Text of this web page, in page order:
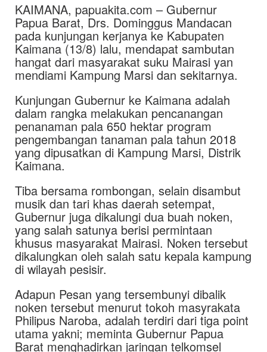
KAIMANA, papuakita.com – Gubernur
Papua Barat, Drs. Dominggus Mandacan
pada kunjungan kerjanya ke Kabupaten
Kaimana (13/8) lalu, mendapat sambutan
hangat dari masyarakat suku Mairasi yan
mendiami Kampung Marsi dan sekitarnya.
Kunjungan Gubernur ke Kaimana adalah
dalam rangka melakukan pencanangan
penanaman pala 650 hektar program
pengembangan tanaman pala tahun 2018
yang dipusatkan di Kampung Marsi, Distrik
Kaimana.
Tiba bersama rombongan, selain disambut
musik dan tari khas daerah setempat,
Gubernur juga dikalungi dua buah noken,
yang salah satunya berisi permintaan
khusus masyarakat Mairasi. Noken tersebut
dikalungkan oleh salah satu kepala kampung
di wilayah pesisir.
Adapun Pesan yang tersembunyi dibalik
noken tersebut menurut tokoh masyrakata
Philipus Naroba, adalah terdiri dari tiga point
utama yakni; meminta Gubernur Papua
Barat menghadirkan jaringan telkomsel